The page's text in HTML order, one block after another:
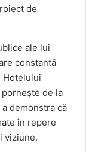
de
ale lui
constantă
Hotelului
de la
demonstra că
în repere
viziune.